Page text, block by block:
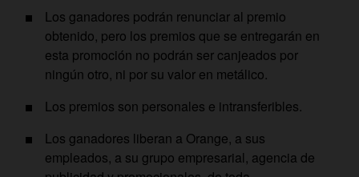
Los ganadores podrán renunciar al premio
obtenido, pero los premios que se entregarán en
esta promoción no podrán ser canjeados por
ningún otro, ni por su valor en metálico.
Los premios son personales e intransferibles.
Los ganadores liberan a Orange, a sus
empleados, a su grupo empresarial, agencia de